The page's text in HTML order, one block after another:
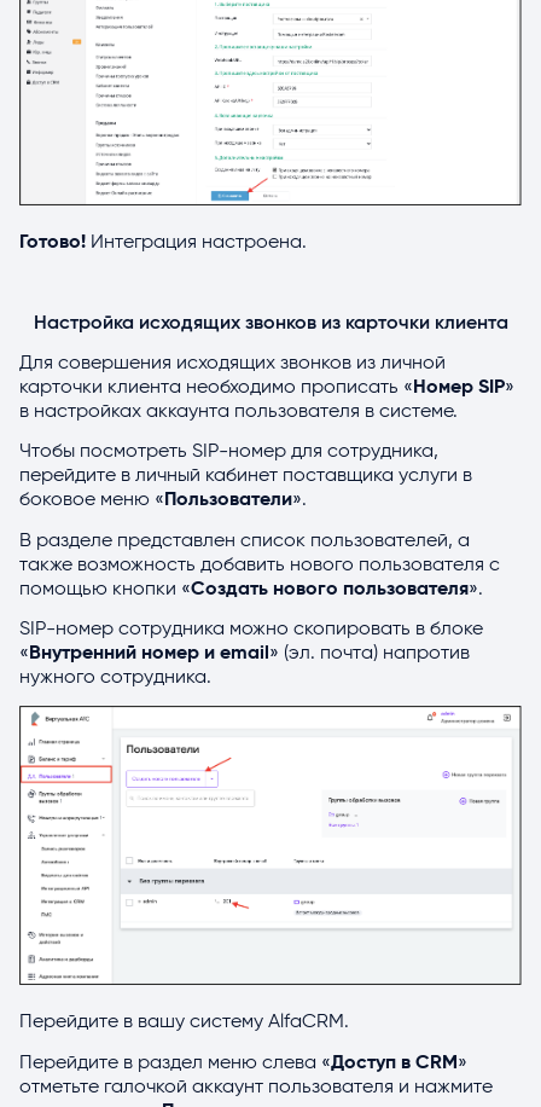
Готово! Интеграция настроена.
Настройка исходящих звонков из карточки клиента
Для совершения исходящих звонков из личной
карточки клиента необходимо прописать « Номер SIP»
в настройках аккаунта пользователя в системе.
Чтобы посмотреть SIP-номер для сотрудника,
перейдите в личный кабинет поставщика услуги в
боковое меню « Пользователи».
В разделе представлен список пользователей, а
также возможность добавить нового пользователя с
помощью кнопки «Создать нового пользователя».
SIP-номер сотрудника можно скопировать в блоке
« Внутренний номер и email » (эл. почта) напротив
нужного сотрудника.
Перейдите в вашу систему AlfaCRM.
Перейдите в раздел меню слева «Доступ в CRM »
отметьте галочкой аккаунт пользователя и нажмите